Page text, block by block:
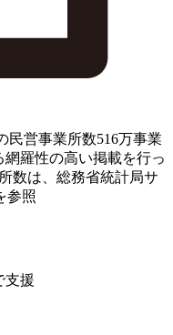
営事業所数516万事業
網羅性の高い掲載を行っ
数は、総務省統計局サ
参照
支援